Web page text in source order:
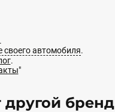
своего автомобиля.
.
"
бренд